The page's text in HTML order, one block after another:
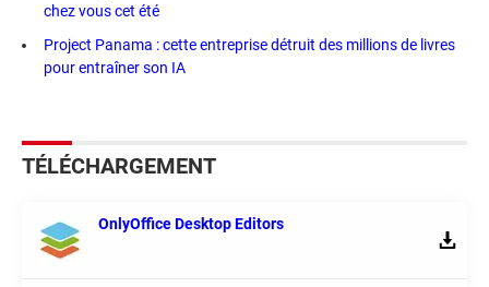
chez vous cet été
Project Panama : cette entreprise détruit des millions de livres
pour entraîner son IA
TÉLÉCHARGEMENT
OnlyOffice Desktop Editors